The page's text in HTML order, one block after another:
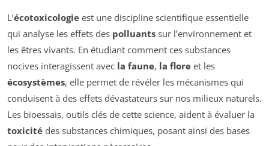
L’écotoxicologie est une discipline scientifique essentielle
qui analyse les effets des polluants sur l’environnement et
les êtres vivants. En étudiant comment ces substances
nocives interagissent avec la faune, la flore et les
écosystèmes, elle permet de révéler les mécanismes qui
conduisent à des effets dévastateurs sur nos milieux naturels.
Les bioessais, outils clés de cette science, aident à évaluer la
toxicité des substances chimiques, posant ainsi des bases